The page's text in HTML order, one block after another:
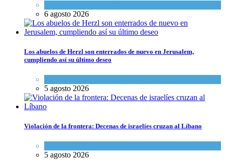
6 agosto 2026
Los abuelos de Herzl son enterrados de nuevo en Jerusalem,
cumpliendo así su último deseo
5 agosto 2026
Violación de la frontera: Decenas de israelíes cruzan al Líbano
5 agosto 2026